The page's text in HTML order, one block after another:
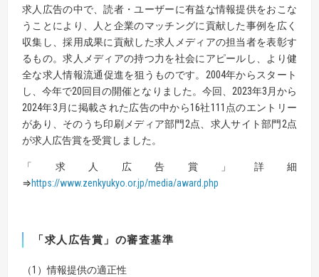
求人広告の中で、読者・ユーザーに有益な情報提供をおこな
うことにより、人と企業のマッチングに貢献した事例を広く
収集し、採用成果に貢献した求人メディアの担当者を表彰す
るもの。求人メディアの持つ力を社会にアピールし、より健
全な求人情報流通促進を狙うものです。2004年からスタート
し、今年で20回目の開催となりました。今回、2023年3月から
2024年3月に掲載された広告の中から16社111点のエントリー
があり、そのうち印刷メディア部門2点、求人サイト部門2点
が求人広告賞を受賞しました。
「求人広告賞」詳細
⇒https://www.zenkyukyo.or.jp/media/award.php
「求人広告賞」の審査基準
（1）情報提供の適正性